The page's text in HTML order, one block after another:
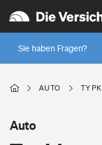
Sie haben Fragen?
Wer versichert was:
Regionalklassen: So
Wer versichert was:
AUTO
Auto